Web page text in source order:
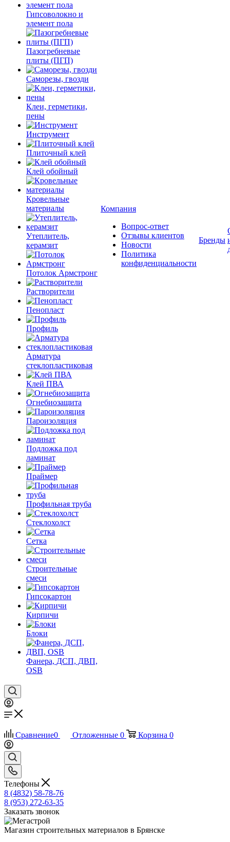
Гипсоволокно и
элемент пола
Пазогребневые
плиты (ПГП)
Саморезы, гвозди
Клеи, герметики,
пены
Инструмент
Плиточный клей
Клей обойный
Кровельные
материалы
Утеплитель,
керамзит
Потолок Армстронг
Растворители
Пенопласт
Профиль
Арматура
стеклопластиковая
Клей ПВА
Огнебиозащита
Пароизоляция
Подложка под
ламинат
Праймер
Профильная труба
Стеклохолст
Сетка
Строительные
смеси
Гипсокартон
Кирпичи
Блоки
Фанера, ДСП, ДВП,
OSB
Компания
Вопрос-ответ
Отзывы клиентов
Новости
Политика
конфиденциальности
Бренды
Сравнение0 Отложенные 0 Корзина 0
Телефоны
8 (4832) 58-78-76
8 (953) 272-63-35
Заказать звонок
Магазин строительных материалов в Брянске